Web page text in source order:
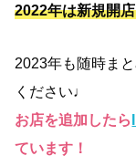
2022年は新規開
2023年も随時ま
ください♩
お店を追加したら
ています！